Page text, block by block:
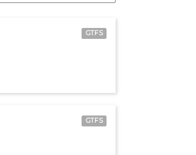
GTFS
GTFS